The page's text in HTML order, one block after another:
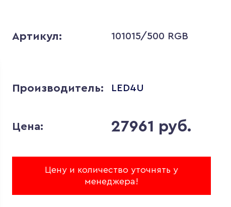
Артикул: 101015/500 RGB
Производитель: LED4U
Цена: 27961 руб.
Цену и количество уточнять у
менеджера!